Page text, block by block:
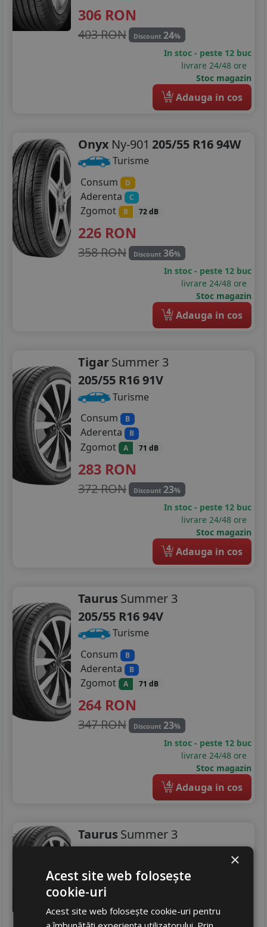
306 RON
403 RON Discount 24%
In stoc - peste 12 buc
livrare 24/48 ore
Stoc magazin
4 Adauga in cos
Onyx Ny-901 205/55 R16 94W
Turisme
Consum
D
Aderenta C
Zgomot B 72 dB
226 RON
358 RON Discount 36%
In stoc - peste 12 buc
livrare 24/48 ore
Stoc magazin
4 Adauga in cos
TigarSummer 3
205/55 R16 91V
Turisme
Consum
B
Aderenta B
Zgomot A 71 dB
283 RON
372 RON Discount 23%
In stoc - peste 12 buc
livrare 24/48 ore
Stoc magazin
4 Adauga in cos
Taurus Summer 3
205/55 R16 94V
Turisme
Consum
B
Aderenta B
Zgomot A 71 dB
264 RON
347 RON Discount 23%
In stoc - peste 12 buc
livrare 24/48 ore
Stoc magazin
4 Adauga in cos
Taurus Summer 3
Turisme
237RON
324 RON Discount26%
×
Acest site web folosește
cookie-uri
Acest site web folosește cookie-uri pentru